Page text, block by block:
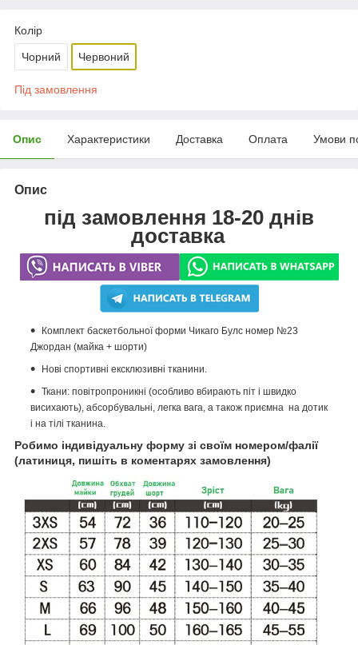
Колір
Чорний Червоний
Під замовлення
Опис Характеристики Доставка Оплата Умови
Опис
під замовлення 18-20 днів
доставка
Комплект баскетбольної форми Чикаго Булc номер №23
Джордан (майка + шорти)
Нові спортивні ексклюзивні тканини.
Ткани: повітропроникні (особливо вбирають піт і швидко
висихають), абсорбувальні, легка вага, а також приємна на дотик
і на тілі тканина.
Робимо індивідуальну форму зі своїм номером/фалії
(латиниця, пишіть в коментарях замовлення)